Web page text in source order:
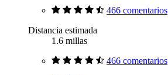
466 comentarios
Distancia estimada
1.6 millas
466 comentarios